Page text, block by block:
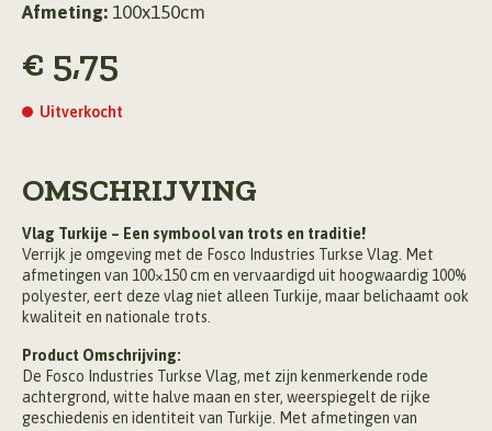
Afmeting: 100x150cm
€ 5,75
Uitverkocht
OMSCHRIJVING
Vlag Turkije – Een symbool van trots en traditie!
Verrijk je omgeving met de Fosco Industries Turkse Vlag. Met
afmetingen van 100×150 cm en vervaardigd uit hoogwaardig 100%
polyester, eert deze vlag niet alleen Turkije, maar belichaamt ook
kwaliteit en nationale trots.
Product Omschrijving:
De Fosco Industries Turkse Vlag, met zijn kenmerkende rode
achtergrond, witte halve maan en ster, weerspiegelt de rijke
geschiedenis en identiteit van Turkije. Met afmetingen van